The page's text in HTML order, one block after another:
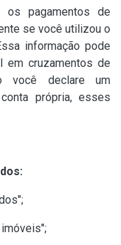
os pagamentos de
se você utilizou o
informação pode
em cruzamentos de
você declare um
própria, esses